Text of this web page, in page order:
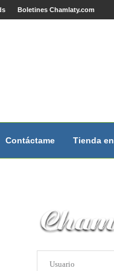
Boletines Chamlaty.com
Contáctame Tienda en